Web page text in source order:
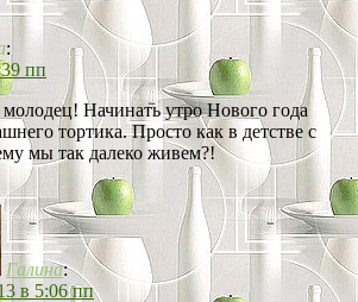
:
пп
молодец! Начинать утро Нового года
тортика. Просто как в детстве с
мы так далеко живем?!
Галина:
в 5:06 пп